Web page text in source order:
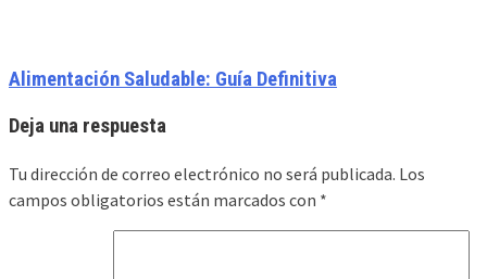
Alimentación Saludable: Guía Definitiva
Deja una respuesta
Tu dirección de correo electrónico no será publicada. Los
campos obligatorios están marcados con *